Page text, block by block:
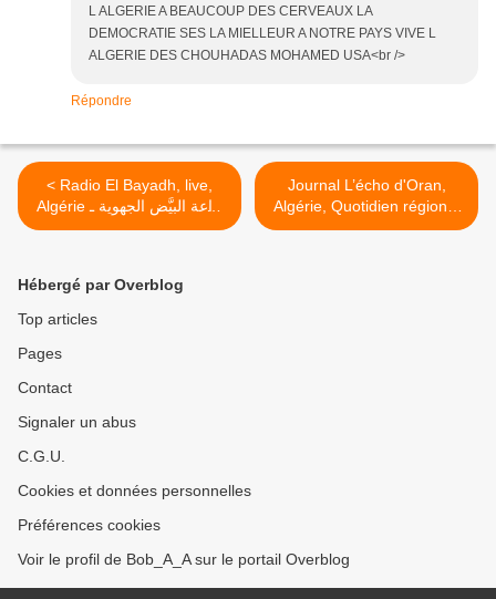
L ALGERIE A BEAUCOUP DES CERVEAUX LA
DEMOCRATIE SES LA MIELLEUR A NOTRE PAYS VIVE L
ALGERIE DES CHOUHADAS MOHAMED USA<br />
Répondre
< Radio El Bayadh, live,
Algérie إذاعة البيَّض الجهوية ـ
البث الحي
Journal L’écho d'Oran,
Algérie, Quotidien régional
et national d'informations >
Hébergé par Overblog
Top articles
Pages
Contact
Signaler un abus
C.G.U.
Cookies et données personnelles
Préférences cookies
Voir le profil de Bob_A_A sur le portail Overblog